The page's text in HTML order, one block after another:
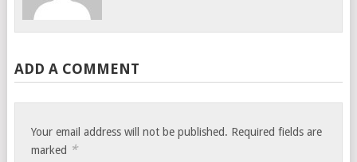
ADD A COMMENT
Your email address will not be published. Required fields are
marked *